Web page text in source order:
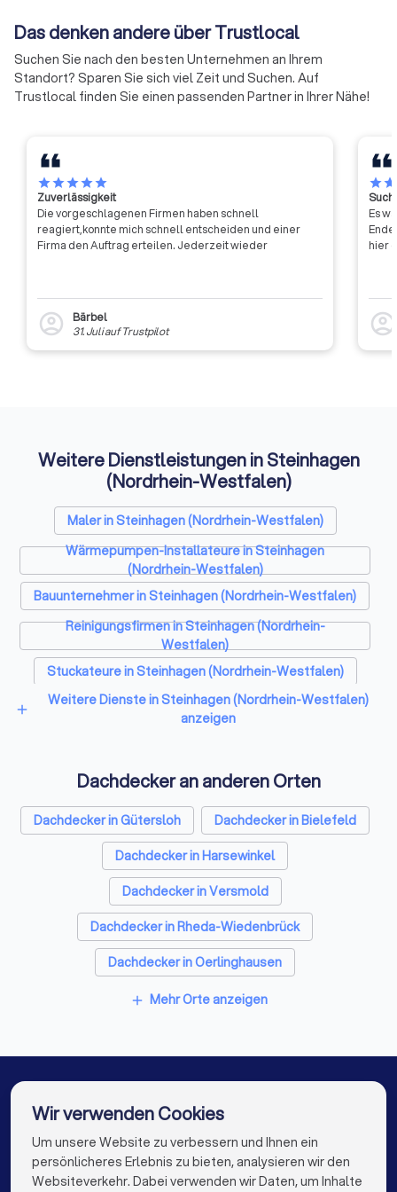
IHKs in NRW Verantwortung für
die Unternehmen im Land,
bringen Lösungen auf den Weg
und wägen Einzel- und
Standortinteressen
Milliarden Euro
Der ZVDH erstellt
Richtlinien und
für das gesamte
Tätigkeitsgebiet
Ebene – mit.
Mitglieder des
Landesinnungen
Das denken andere über Trustlocal
Suchen Sie nach den besten Unternehmen an Ihrem
Standort? Sparen Sie sich viel Zeit und Suchen. Auf
Trustlocal finden Sie einen passenden Partner in Ihrer Nähe!
starstarstarstarstar
Zuverlässigkeit
Die vorgeschlagenen Firmen haben schnell
reagiert,konnte mich schnell entscheiden und einer
Firma den Auftrag erteilen. Jederzeit wieder
account_circle
Bärbel
31. Juliauf Trustpilot
starstar
Es
hier
account_circle
Weitere Dienstleistungen in Steinhagen
(Nordrhein-Westfalen)
Maler in Steinhagen (Nordrhein-Westfalen)
Wärmepumpen-Installateure in Steinhagen
(Nordrhein-Westfalen)
Bauunternehmer in Steinhagen (Nordrhein-Westfalen)
Reinigungsfirmen in Steinhagen (Nordrhein-
Westfalen)
Stuckateure in Steinhagen (Nordrhein-Westfalen)
Spezialisten für Dämmung in Steinhagen (Nordrhein-
Westfalen)
Kammerjäger in Steinhagen (Nordrhein-Westfalen)
Sicherheitstechniker in Steinhagen (Nordrhein-
Westfalen)
Trockenbauer in Steinhagen (Nordrhein-Westfalen)
Sanitärinstallateure in Steinhagen (Nordrhein-
Westfalen)
Fliesenleger in Steinhagen (Nordrhein-Westfalen)
Fensterbauer in Steinhagen (Nordrhein-Westfalen)
Bodenleger in Steinhagen (Nordrhein-Westfalen)
add
Weitere Dienste in Steinhagen (Nordrhein-Westfalen)
anzeigen
Dachdecker an anderen Orten
Dachdecker in Gütersloh
Dachdecker in Bielefeld
Dachdecker in Harsewinkel
Dachdecker in Versmold
Dachdecker in Rheda-Wiedenbrück
Dachdecker in Oerlinghausen
Dachdecker in Leopoldshöhe
Dachdecker in Hamburg
Dachdecker in Köln
Dachdecker in Frankfurt am Main
add Mehr Orte anzeigen
Die besten Dachdecker für Sie
Wir verwenden Cookies
Um unsere Website zu verbessern und Ihnen ein
persönlicheres Erlebnis zu bieten, analysieren wir den
Websiteverkehr. Dabei verwenden wir Daten, um Inhalte